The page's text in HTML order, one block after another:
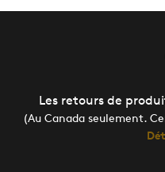
Les retours de
(Au Canada seulement.